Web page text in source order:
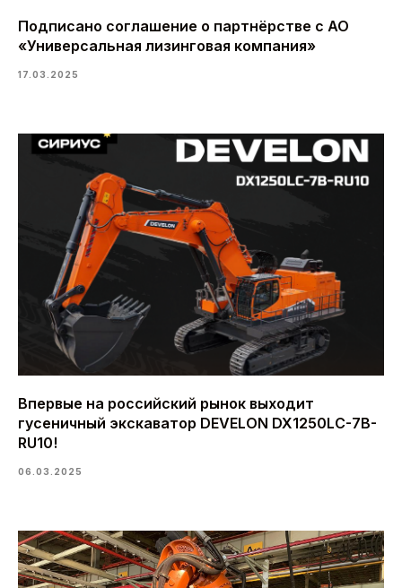
Подписано соглашение о партнёрстве с АО
«Универсальная лизинговая компания»
17.03.2025
Впервые на российский рынок выходит
гусеничный экскаватор DEVELON DX1250LC-7B-
RU10!
06.03.2025